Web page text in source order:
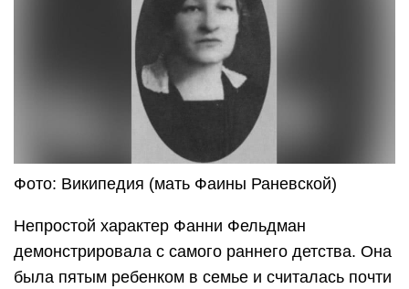
Фото: Википедия (мать Фаины Раневской)
Непростой характер Фанни Фельдман
демонстрировала с самого раннего детства. Она
была пятым ребенком в семье и считалась почти